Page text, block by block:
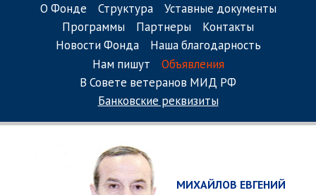
О Фонде Структура
Уставные документы
Программы
Партнеры
Контакты
Новости Фонда
Наша благодарность
Нам пишут
Объявления
В Совете ветеранов МИД РФ
Банковские реквизиты
МИХАЙЛОВ ЕВГЕНИЙ